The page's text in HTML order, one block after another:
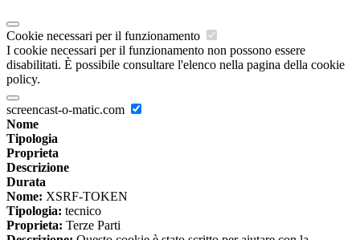
Cookie necessari per il funzionamento
I cookie necessari per il funzionamento non possono essere
disabilitati. È possibile consultare l'elenco nella pagina della cookie
policy.
screencast-o-matic.com
Nome
Tipologia
Proprieta
Descrizione
Durata
Nome: XSRF-TOKEN
Tipologia: tecnico
Proprieta: Terze Parti